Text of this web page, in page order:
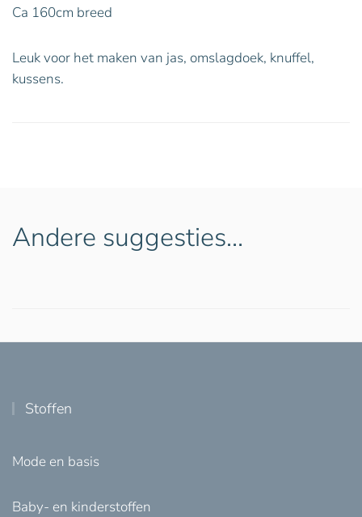
Ca 160cm breed
Leuk voor het maken van jas, omslagdoek, knuffel,
kussens.
Andere suggesties…
Stoffen
Mode en basis
Baby- en kinderstoffen